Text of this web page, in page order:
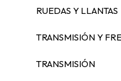
RUEDAS Y LLANTAS
TRANSMISIÓN Y
TRANSMISIÓN